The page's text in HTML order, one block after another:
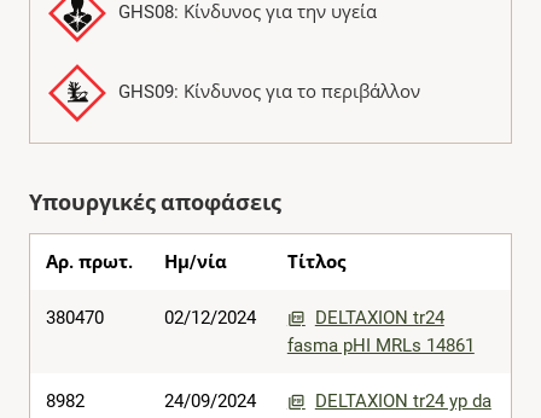
GHS08: Κίνδυνος για την υγεία
GHS09: Κίνδυνος για το περιβάλλον
Υπουργικές αποφάσεις
Αρ. πρωτ. Ημ/νία Τίτλος
380470 02/12/2024
DELTAXION tr24
fasma pHI MRLs 14861
8982 24/09/2024
DELTAXION tr24 yp da